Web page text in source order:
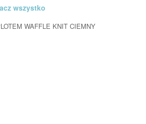
wszystko
WAFFLE KNIT CIEMNY